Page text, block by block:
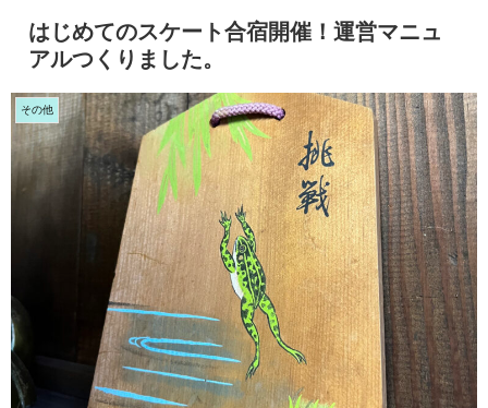
はじめてのスケート合宿開催！運営マニュ
アルつくりました。
その他